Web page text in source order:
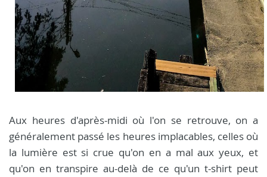
Aux heures d'après-midi où l'on se retrouve, on a
généralement passé les heures implacables, celles où
la lumière est si crue qu'on en a mal aux yeux, et
qu'on en transpire au-delà de ce qu'un t-shirt peut